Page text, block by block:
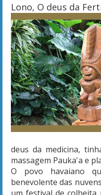
Lono, O deus da
deus da medicina,
massagem Pauka'a e
O povo havaiano
benevolente das
um festival de